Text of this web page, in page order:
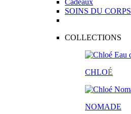
Cadeaux
SOINS DU CORPS
COLLECTIONS
CHLOÉ
NOMADE